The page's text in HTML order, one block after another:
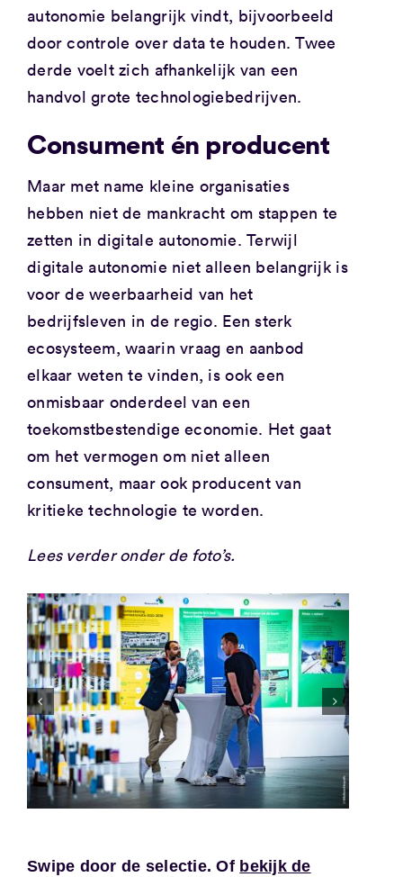
autonomie belangrijk vindt, bijvoorbeeld
door controle over data te houden. Twee
derde voelt zich afhankelijk van een
handvol grote technologiebedrijven.
Consument én producent
Maar met name kleine organisaties
hebben niet de mankracht om stappen te
zetten in digitale autonomie. Terwijl
digitale autonomie niet alleen belangrijk is
voor de weerbaarheid van het
bedrijfsleven in de regio. Een sterk
ecosysteem, waarin vraag en aanbod
elkaar weten te vinden, is ook een
onmisbaar onderdeel van een
toekomstbestendige economie. Het gaat
om het vermogen om niet alleen
consument, maar ook producent van
kritieke technologie te worden.
Lees verder onder de foto’s.
Swipe door de selectie. Of bekijk de